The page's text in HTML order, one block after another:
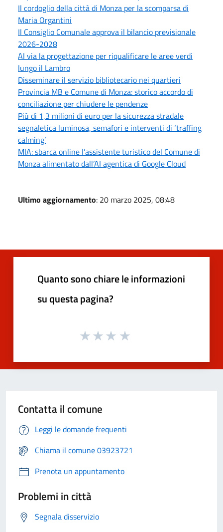
Il cordoglio della città di Monza per la scomparsa di
Maria Organtini
Il Consiglio Comunale approva il bilancio previsionale
2026-2028
Al via la progettazione per riqualificare le aree verdi
lungo il Lambro
Disseminare il servizio bibliotecario nei quartieri
Provincia MB e Comune di Monza: storico accordo di
conciliazione per chiudere le pendenze
Più di 1,3 milioni di euro per la sicurezza stradale
segnaletica luminosa, semafori e interventi di ‘traffing
calming’
MIA: sbarca online l’assistente turistico del Comune di
Monza alimentato dall’AI agentica di Google Cloud
Ultimo aggiornamento: 20 marzo 2025, 08:48
Quanto sono chiare le informazioni
su questa pagina?
Contatta il comune
Leggi le domande frequenti
Chiama il comune 03923721
Prenota un appuntamento
Problemi in città
Segnala disservizio